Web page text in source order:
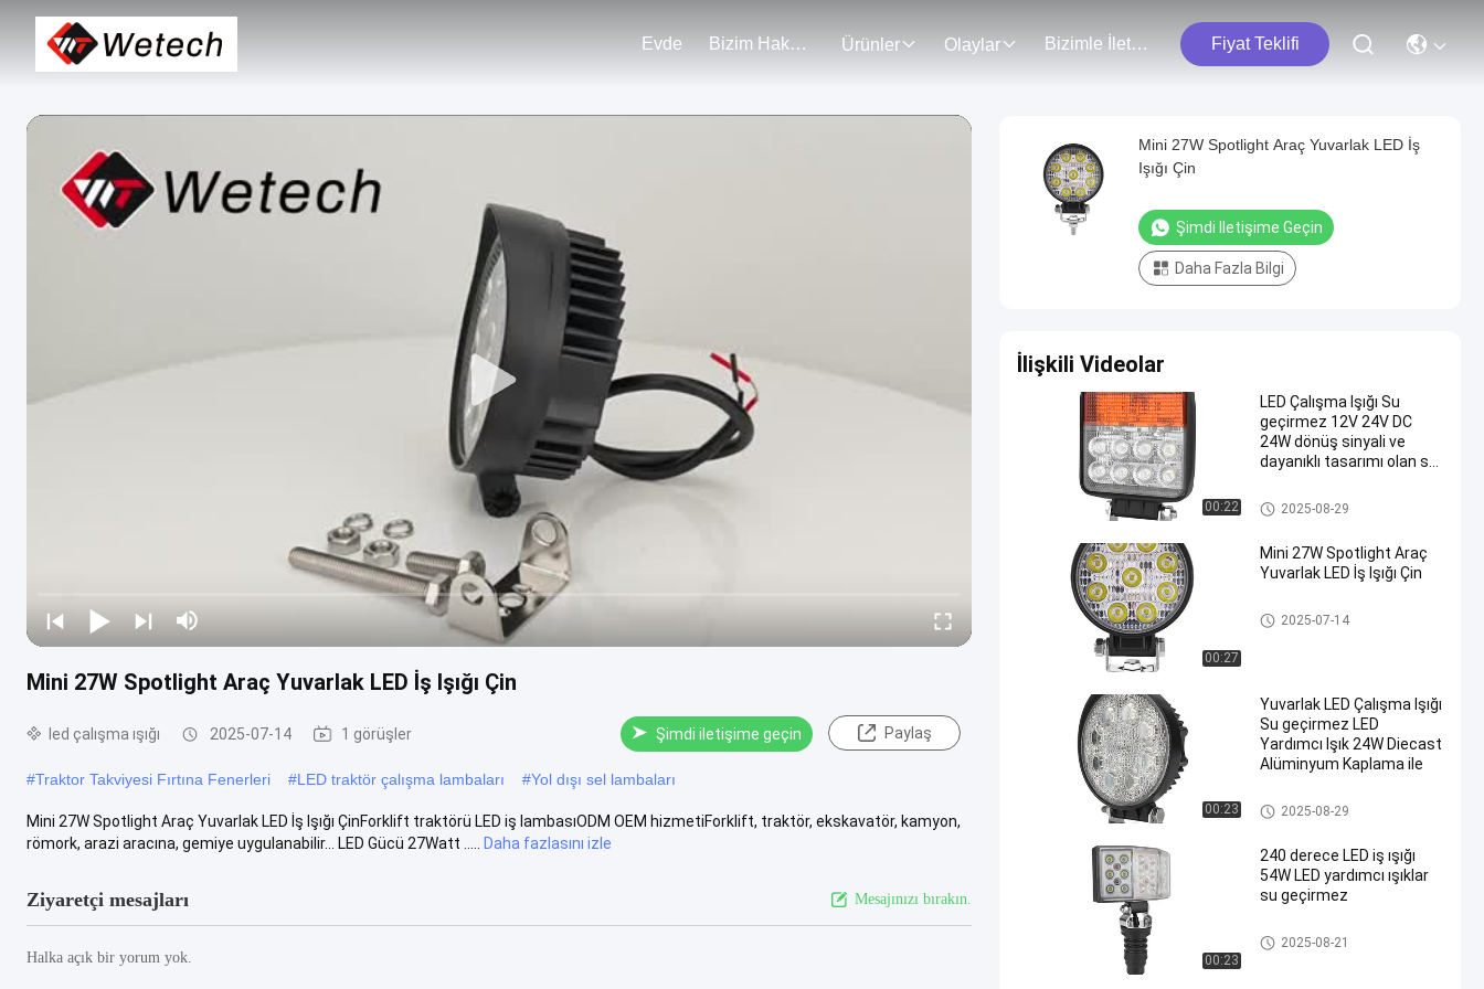
Evde Bizim Hakkımızda Ürünler Olaylar Bizimle İletişim Fiyat Teklifi
Mini 27W Spotlight Araç Yuvarlak LED İş Işığı Çin
led çalışma ışığı 2025-07-14 1 görüşler Şimdi iletişime geçin Paylaş
#Traktor Takviyesi Fırtına Fenerleri #LED traktör çalışma lambaları #Yol dışı sel lambaları
Mini 27W Spotlight Araç Yuvarlak LED İş Işığı ÇinForklift traktörü LED iş lambasıODM OEM hizmetiForklift, traktör, ekskavatör, kamyon,
römork, arazi aracına, gemiye uygulanabilir... LED Gücü 27Watt .....
Daha fazlasını izle
Ziyaretçi mesajları Mesajınızı bırakın.
Halka açık bir yorum yok.
Mini 27W Spotlight Araç Yuvarlak LED İş
Işığı Çin
Şimdi Iletişime Geçin
Daha Fazla Bilgi
İlişkili Videolar
00:22
LED Çalışma Işığı Su
geçirmez 12V 24V DC
24W dönüş sinyali ve
dayanıklı tasarımı olan sel
Forklift Güvenlik Uyarı Işığı
2025-08-29
00:27
Mini 27W Spotlight Araç
Yuvarlak LED İş Işığı Çin
led çalışma ışığı
2025-07-14
00:23
Yuvarlak LED Çalışma Işığı
Su geçirmez LED
Yardımcı Işık 24W Diecast
Alüminyum Kaplama ile
led çalışma ışığı
2025-08-29
00:23
240 derece LED iş ışığı
54W LED yardımcı ışıklar
su geçirmez
led çalışma ışığı
2025-08-21